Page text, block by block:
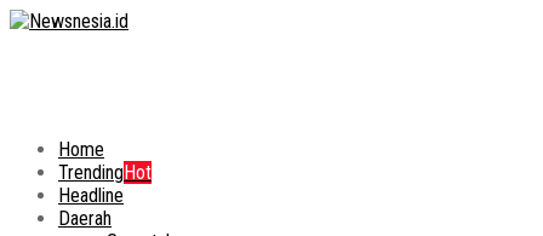
Home
TrendingHot
Headline
Daerah